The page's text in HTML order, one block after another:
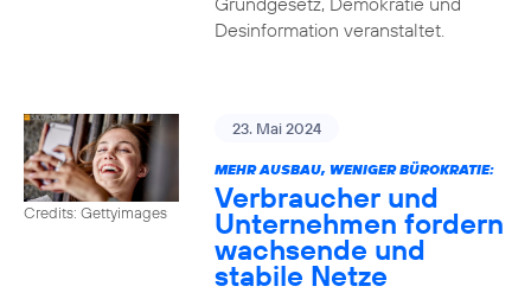
Desinformation veranstaltet.
Credits: Gettyimages
23. Mai 2024
MEHR AUSBAU, WENIGER BÜROKRATIE:
Verbraucher und
Unternehmen fordern
wachsende und
stabile Netze